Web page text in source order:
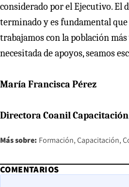
considerado por el Ejecutivo. El
terminado y es fundamental
trabajamos con la población
necesitada de apoyos, seamos
María Francisca Pérez
Directora Coanil Capacitación
Más sobre: Formación Capacitación
COMENTARIOS